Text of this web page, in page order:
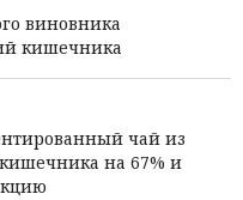
виновника
кишечника
чай из
на 67% и